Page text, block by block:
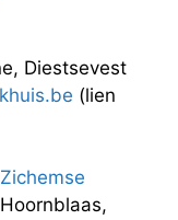
Diestsevest
(lien
Zichemse